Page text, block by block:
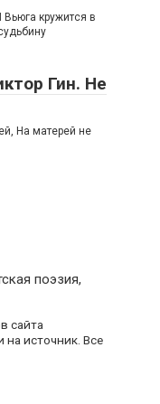
кружится в
Гин. Не
На матерей не
поэзия,
сайта
на источник. Все